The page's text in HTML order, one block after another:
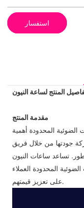
استفسار
المنتج لساعة النيون
مقدمة المنتج
المحدودة أهمية
جودتها من خلال فريق
تساعد ساعات النيون
المحدودة العملاء
على تعزيز قيمتهم.